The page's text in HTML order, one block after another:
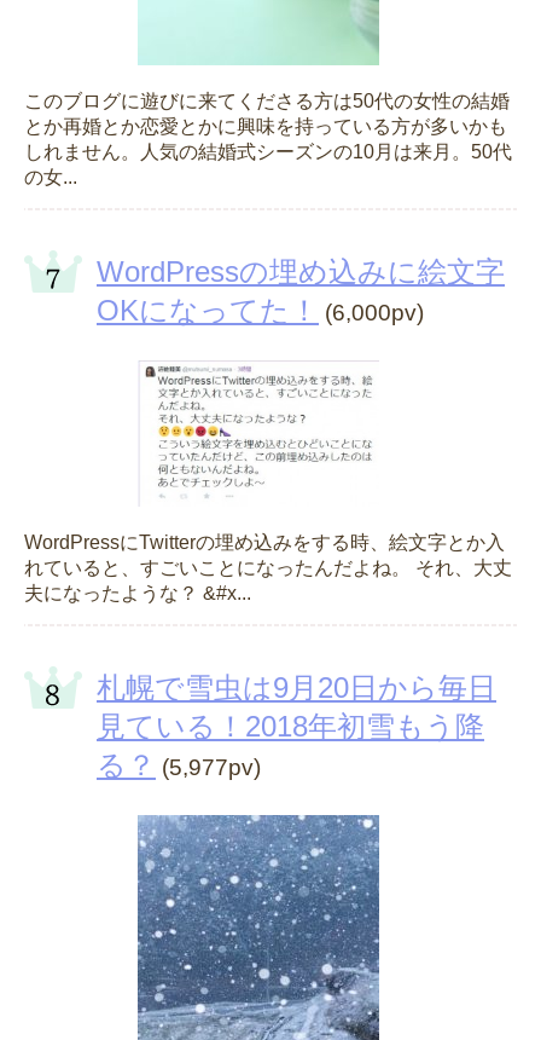
このブログに遊びに来てくださる方は50代の女性の結婚
とか再婚とか恋愛とかに興味を持っている方が多いかも
しれません。人気の結婚式シーズンの10月は来月。50代
の女...
WordPressの埋め込みに絵文字
OKになってた！
(6,000pv)
WordPressにTwitterの埋め込みをする時、絵文字とか入
れていると、すごいことになったんだよね。 それ、大丈
夫になったような？ &#x...
札幌で雪虫は9月20日から毎日
見ている！2018年初雪もう降
る？ (5,977pv)